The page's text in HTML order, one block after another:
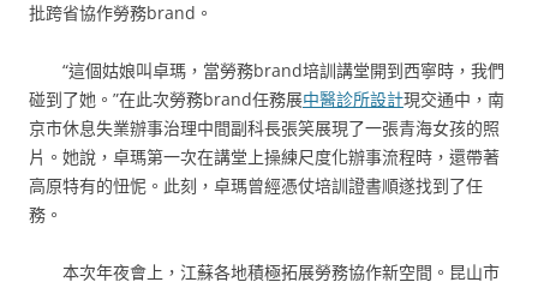
批跨省協作勞務brand。
“這個姑娘叫卓瑪，當勞務brand培訓講堂開到西寧時，我們
碰到了她。”在此次勞務brand任務展中醫診所設計現交通中，南
京市休息失業辦事治理中間副科長張笑展現了一張青海女孩的照
片。她說，卓瑪第一次在講堂上操練尺度化辦事流程時，還帶著
高原特有的忸怩。此刻，卓瑪曾經憑仗培訓證書順遂找到了任
務。
本次年夜會上，江蘇各地積極拓展勞務協作新空間。昆山市